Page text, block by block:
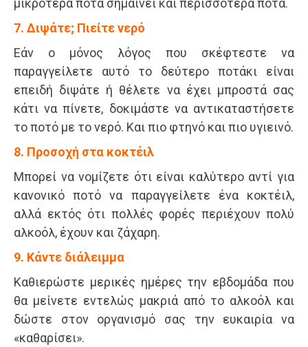
μικρότερα ποτά σημαίνει και περισσότερα ποτά.
7. Διψάτε; Πιείτε νερό
Εάν ο μόνος λόγος που σκέφτεστε να
παραγγείλετε αυτό το δεύτερο ποτάκι είναι
επειδή διψάτε ή θέλετε να έχει μπροστά σας
κάτι να πίνετε, δοκιμάστε να αντικαταστήσετε
το ποτό με το νερό. Και πιο φτηνό και πιο υγιεινό.
8. Προσοχή στα κοκτέιλ
Μπορεί να νομίζετε ότι είναι καλύτερο αντί για
κανονικό ποτό να παραγγείλετε ένα κοκτέιλ,
αλλά εκτός ότι πολλές φορές περιέχουν πολύ
αλκοόλ, έχουν και ζάχαρη.
9. Κάντε διάλειμμα
Καθιερώστε μερικές ημέρες την εβδομάδα που
θα μείνετε εντελώς μακριά από το αλκοόλ και
δώστε στον οργανισμό σας την ευκαιρία να
«καθαρίσει».